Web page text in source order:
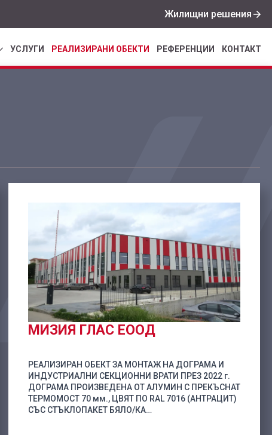
УСЛУГИ РЕАЛИЗИРАНИ ОБЕКТИ РЕФЕРЕНЦИИ КОНТАКТ
Жилищни решения
МИЗИЯ ГЛАС ЕООД
РЕАЛИЗИРАН ОБЕКТ ЗА МОНТАЖ НА ДОГРАМА И
ИНДУСТРИАЛНИ СЕКЦИОННИ ВРАТИ ПРЕЗ 2022 г.
ДОГРАМА ПРОИЗВЕДЕНА ОТ АЛУМИН С ПРЕКЪСНАТ
ТЕРМОМОСТ 70 мм., ЦВЯТ ПО RAL 7016 (АНТРАЦИТ)
СЪС СТЪКЛОПАКЕТ БЯЛО/КА…